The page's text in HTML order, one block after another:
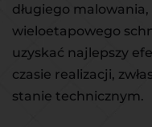
długiego
wieloetapowego
uzyskać najlepszy
czasie realizacji,
stanie technicznym.